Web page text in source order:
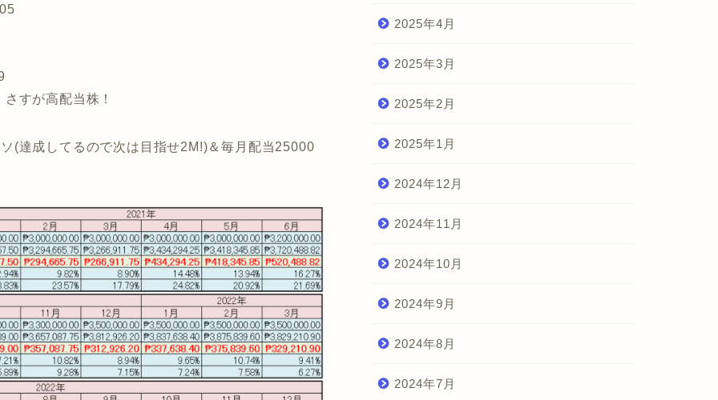
すが高配当株！
(達成してるので次は目指せ2M!)＆毎月配当25000
2025年4月
2025年3月
2025年2月
2025年1月
2024年12月
2024年11月
2024年10月
2024年9月
2024年8月
2024年7月